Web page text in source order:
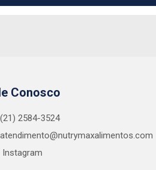
Conosco
(21) 2584-3524
atendimento@nutrymaxalimentos.com
Instagram